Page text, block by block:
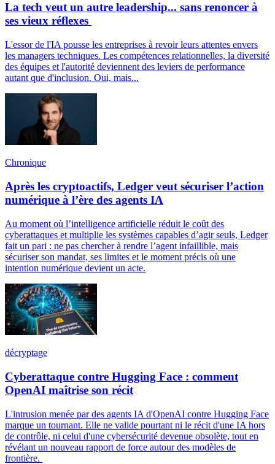
La tech veut un autre leadership... sans renoncer à
ses vieux réflexes
L'essor de l'IA pousse les entreprises à revoir leurs attentes envers
les managers techniques. Les compétences relationnelles, la diversité
des équipes et l'autorité deviennent des leviers de performance
autant que d'inclusion. Oui, mais...
Chronique
Après les cryptoactifs, Ledger veut sécuriser l’action
numérique à l’ère des agents IA
Au moment où l’intelligence artificielle réduit le coût des
cyberattaques et multiplie les systèmes capables d’agir seuls, Ledger
fait un pari : ne pas chercher à rendre l’agent infaillible, mais
sécuriser son mandat, ses limites et le moment précis où une
intention numérique devient un acte.
décryptage
Cyberattaque contre Hugging Face : comment
OpenAI maîtrise son récit
L'intrusion menée par des agents IA d'OpenAI contre Hugging Face
marque un tournant. Elle ne valide pourtant ni le récit d'une IA hors
de contrôle, ni celui d'une cybersécurité devenue obsolète, tout en
révélant un nouveau rapport de force autour des modèles de
frontière.